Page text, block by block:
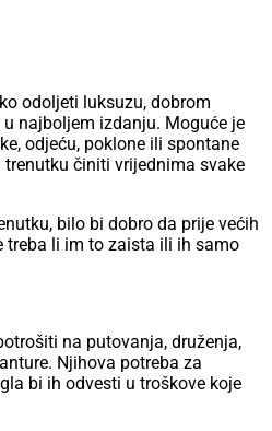
odoljeti luksuzu, dobrom
najboljem izdanju. Moguće je
odjeću, poklone ili spontane
činiti vrijednima svake
bilo bi dobro da prije većih
treba li im to zaista ili ih samo
na putovanja, druženja,
Njihova potreba za
bi ih odvesti u troškove koje